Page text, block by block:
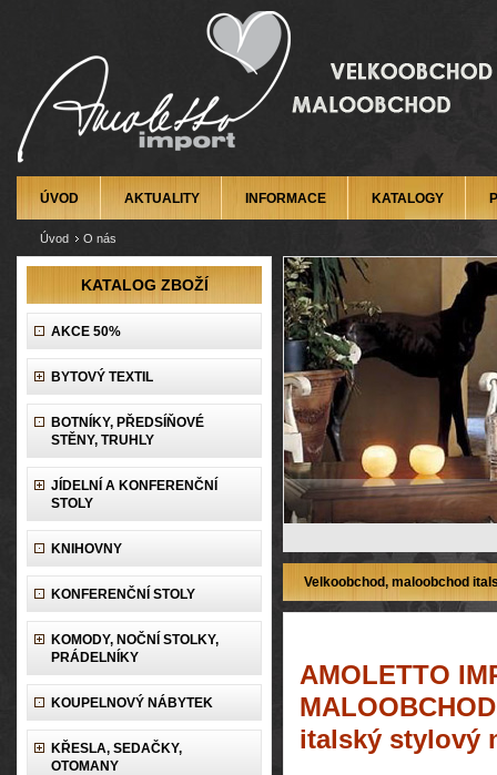
ÚVOD AKTUALITY INFORMACE KATALOGY
Úvod O nás
KATALOG ZBOŽÍ
AKCE 50%
BYTOVÝ TEXTIL
BOTNÍKY, PŘEDSÍŇOVÉ
STĚNY, TRUHLY
JÍDELNÍ A KONFERENČNÍ
STOLY
KNIHOVNY
KONFERENČNÍ STOLY
KOMODY, NOČNÍ STOLKY,
PRÁDELNÍKY
KOUPELNOVÝ NÁBYTEK
KŘESLA, SEDAČKY,
OTOMANY
Velkoobchod, maloobchod
AMOLETTO
MALOOBCHOD
italský stylový